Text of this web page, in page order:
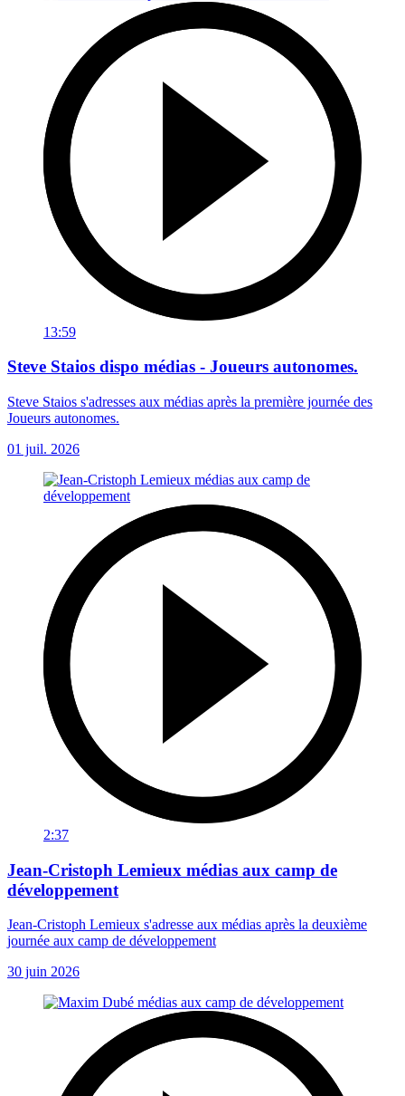
13:59
Steve Staios dispo médias - Joueurs autonomes.
Steve Staios s'adresses aux médias après la première journée des
Joueurs autonomes.
01 juil. 2026
2:37
Jean-Cristoph Lemieux médias aux camp de
développement
Jean-Cristoph Lemieux s'adresse aux médias après la deuxième
journée aux camp de développement
30 juin 2026